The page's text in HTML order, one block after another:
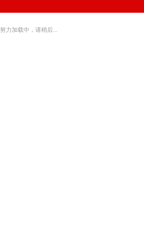
努力加载中，请稍后...